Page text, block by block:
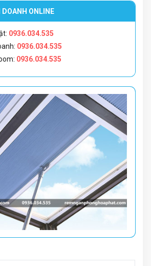
DOANH ONLINE
0936.034.535
0936.034.535
0936.034.535